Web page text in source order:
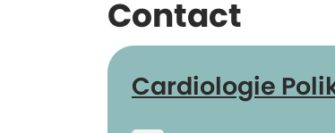
Contact
Cardiologie